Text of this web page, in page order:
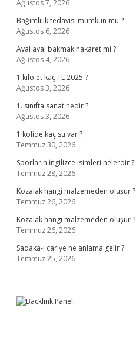
Ağustos 7, 2026
Bağımlılık tedavisi mümkün mü ?
Ağustos 6, 2026
Aval aval bakmak hakaret mi ?
Ağustos 4, 2026
1 kilo et kaç TL 2025 ?
Ağustos 3, 2026
1. sınıfta sanat nedir ?
Ağustos 3, 2026
1 kolide kaç su var ?
Temmuz 30, 2026
Sporların İngilizce isimleri nelerdir ?
Temmuz 28, 2026
Kozalak hangi malzemeden oluşur ?
Temmuz 26, 2026
Kozalak hangi malzemeden oluşur ?
Temmuz 26, 2026
Sadaka-i cariye ne anlama gelir ?
Temmuz 25, 2026